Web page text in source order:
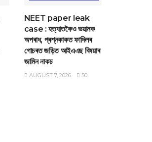
NEET paper leak
case : হত্যাতকৈও ভয়ানক
অপৰাধ, প্ৰশ্নকাকত ফাদিলৰ
গোচৰত জড়িত আইএএছ বিষয়াৰ
জামিন নাকচ
AUGUST 7, 2026 50